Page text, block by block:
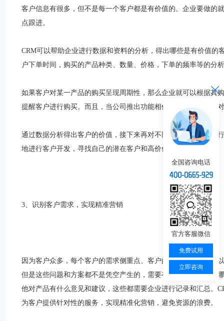
客户信息有很多，但不是每一个客户都是有价值的。企业要做的
点跟进。
CRM可以帮助企业进行数据和资料的分析，得出哪些是有价值
户下单时间，购买的产品种类、数量、价格，下单的频率等的分
如果客户对某一产品的购买呈现周期性，那么企业就可以根据其
提醒客户进行购买。而且，当公司推出功能相似的产品时，可以
通过数据分析得出客户的价值，接下来再对不同价值层的客户进
地进行客户开发，寻找自己的潜在客户和高价值客户。
3、识别客户需求，实现精准营销
因为客户众多，每个客户的需求侧重点、客户的价值都不同，
但是这些问题和方案都不是凭空产生的，需要有数据作为支撑。
他对产品有什么意见和建议，这些都需要企业进行记录和汇总。
为客户提供针对性的服务，实现精准化营销，避免资源的浪费。
全国咨询电话
官方客服微信
免费试用
立即咨询